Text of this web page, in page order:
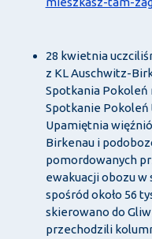
28 kwietnia
z KL Auschwitz-
Spotkania Pokoleń
Spotkanie
Upamiętnia
Birkenau i
pomordowanych
ewakuacji obozu w
spośród około 56
skierowano do
przechodzili